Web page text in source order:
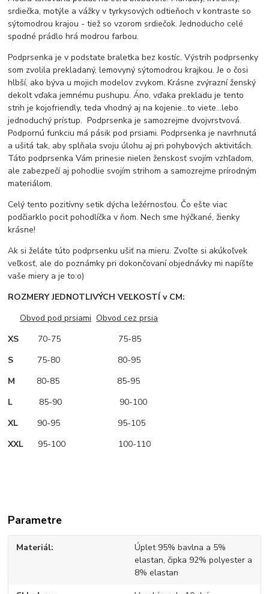
srdiečka, motýle a vážky v tyrkysových odtieňoch v kontraste so
sýtomodrou krajou - tiež so vzorom srdiečok. Jednoducho celé
spodné prádlo hrá modrou farbou.
Podprsenka je v podstate braletka bez kostíc. Výstrih podprsenky
som zvolila prekladaný, lemovyný sýtomodrou krajkou. Je o čosi
hlbší, ako býva u mojich modelov zvykom. Krásne zvýrazní ženský
dekolt vďaka jemnému pushupu. Áno, vďaka prekladu je tento
strih je kojofriendly, teda vhodný aj na kojenie...to viete...lebo
jednoduchý prístup. Podprsenka je samozrejme dvojvrstvová.
Podpornú funkciu má pásik pod prsiami. Podprsenka je navrhnutá
a ušitá tak, aby splňala svoju úlohu aj pri pohybových aktivitách.
Táto podprsenka Vám prinesie nielen ženskosť svojím vzhľadom,
ale zabezpečí aj pohodlie svojím strihom a samozrejme prírodným
materiálom.
Celý tento pozitívny setik dýcha ležérnosťou. Čo ešte viac
podčiarklo pocit pohodlíčka v ňom. Nech sme hýčkané, žienky
krásne!
Ak si želáte túto podprsenku ušiť na mieru. Zvoľte si akúkoľvek
veľkosť, ale do poznámky pri dokončovaní objednávky mi napíšte
vaše miery a je to:o)
ROZMERY JEDNOTLIVÝCH VEĽKOSTÍ v CM:
Obvod pod prsiami Obvod cez prsia
XS 70-75 75-85
S 75-80 80-95
M 80-85 85-95
L 85-90 90-100
XL 90-95 95-105
XXL 95-100 100-110
Parametre
Materiál
Úplet 95% bavlna a 5%
elastan, čipka 92% polyester a
8% elastan